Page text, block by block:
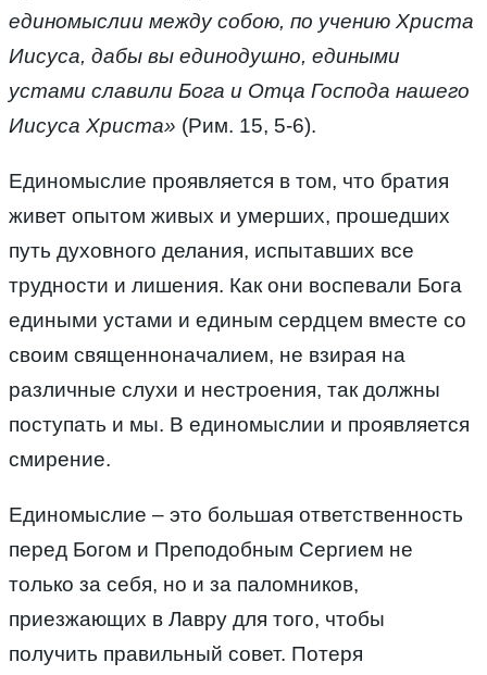
единомыслии между собою, по учению Христа
Иисуса, дабы вы единодушно, едиными
устами славили Бога и Отца Господа нашего
Иисуса Христа» (Рим. 15, 5-6).
Единомыслие проявляется в том, что братия
живет опытом живых и умерших, прошедших
путь духовного делания, испытавших все
трудности и лишения. Как они воспевали Бога
едиными устами и единым сердцем вместе со
своим священноначалием, не взирая на
различные слухи и нестроения, так должны
поступать и мы. В единомыслии и проявляется
смирение.
Единомыслие – это большая ответственность
перед Богом и Преподобным Сергием не
только за себя, но и за паломников,
приезжающих в Лавру для того, чтобы
получить правильный совет. Потеря